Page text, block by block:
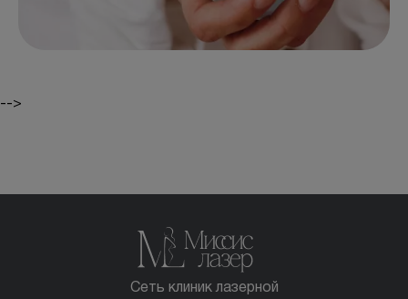
-->
Сеть клиник лазерной